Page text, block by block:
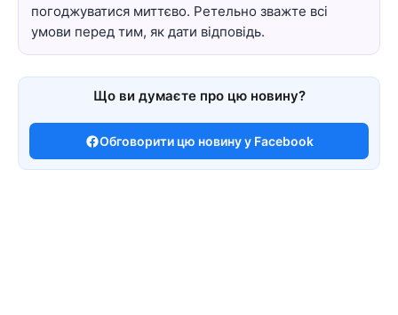
погоджуватися миттєво. Ретельно зважте всі
умови перед тим, як дати відповідь.
Що ви думаєте про цю новину?
Обговорити цю новину у Facebook